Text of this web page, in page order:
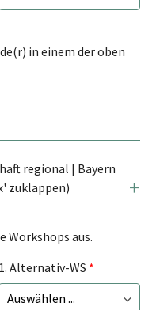
MINT-
in einem der oben
regional | Bayern
zuklappen)
Workshops aus.
1. Alternativ-WS *